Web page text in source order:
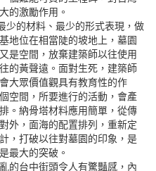
的激勵作用。
少的材料、最少的形式表現，做
地位在相當陡的坡地上，墓園
是空間，放棄建築師以往使用
的黃聲遠。面對生死，建築師
大眾價值觀具有教育性的作
空間，所要進行的活動，會產
。納骨塔材料應用簡單，從傳
外，面海的配置排列，重新定
，打破以往對墓園的印象，是
最大的突破。
的台中街頭令人有驚豔感，內